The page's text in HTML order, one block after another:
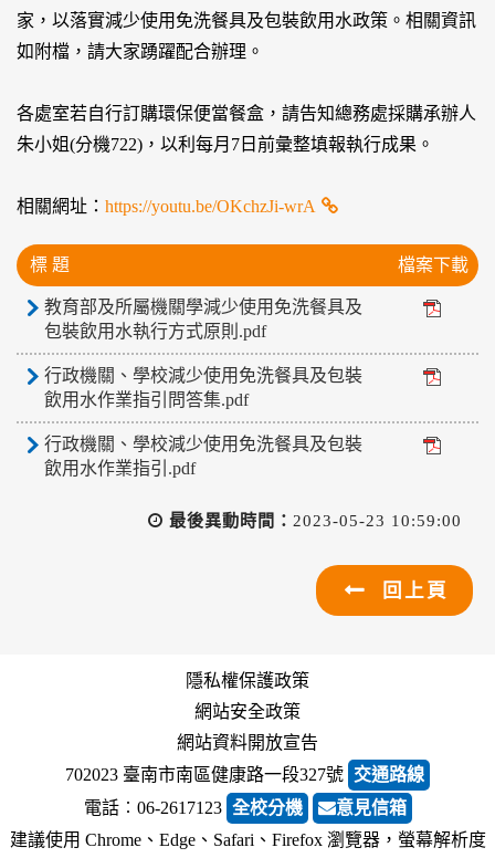
家，以落實減少使用免洗餐具及包裝飲用水政策。相關資訊
如附檔，請大家踴躍配合辦理。
各處室若自行訂購環保便當餐盒，請告知總務處採購承辦人
朱小姐(分機722)，以利每月7日前彙整填報執行成果。
相關網址： https://youtu.be/OKchzJi-wrA
標 題 檔案下載
教育部及所屬機關學減少使用免洗餐具及
包裝飲用水執行方式原則.pdf
行政機關、學校減少使用免洗餐具及包裝
飲用水作業指引問答集.pdf
行政機關、學校減少使用免洗餐具及包裝
飲用水作業指引.pdf
最後異動時間： 2023-05-23 10:59:00
回上頁
隱私權保護政策
網站安全政策
網站資料開放宣告
702023 臺南市南區健康路一段327號 交通路線
電話︰06-2617123 全校分機
意見信箱
建議使用 Chrome、Edge、Safari、Firefox 瀏覽器，螢幕解析度